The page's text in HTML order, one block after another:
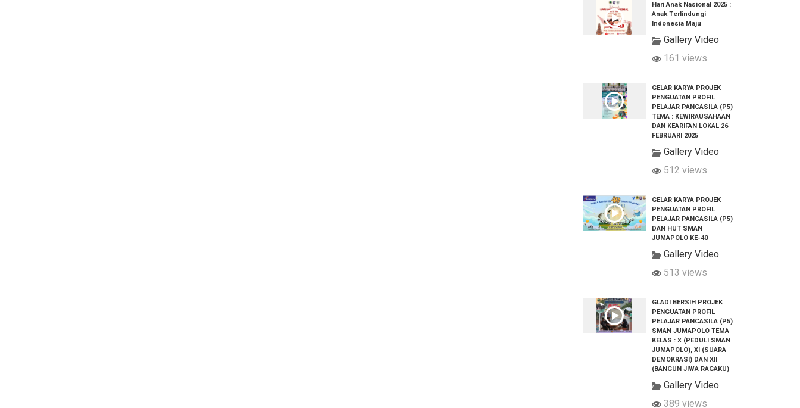
Hari Anak Nasional 2025 :
Anak Terlindungi
Indonesia Maju
Gallery Video
161 views
GELAR KARYA PROJEK
PENGUATAN PROFIL
PELAJAR PANCASILA (P5)
TEMA : KEWIRAUSAHAAN
DAN KEARIFAN LOKAL 26
FEBRUARI 2025
Gallery Video
512 views
GELAR KARYA PROJEK
PENGUATAN PROFIL
PELAJAR PANCASILA (P5)
DAN HUT SMAN
JUMAPOLO KE-40
Gallery Video
513 views
GLADI BERSIH PROJEK
PENGUATAN PROFIL
PELAJAR PANCASILA (P5)
SMAN JUMAPOLO TEMA
KELAS : X (PEDULI SMAN
JUMAPOLO), XI (SUARA
DEMOKRASI) DAN XII
(BANGUN JIWA RAGAKU)
Gallery Video
389 views